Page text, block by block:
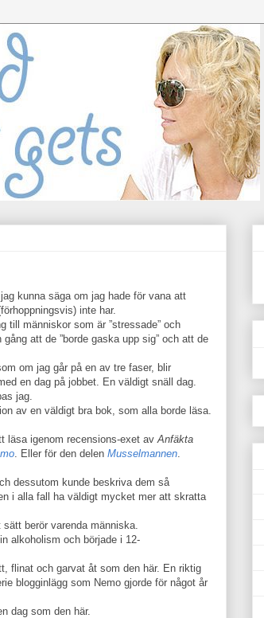
kunna säga om jag hade för vana att
inte har.
till människor som är ”stressade” och
att de ”borde gaska upp sig” och att de
om jag går på en av tre faser, blir
en dag på jobbet. En väldigt snäll dag.
jag.
av en väldigt bra bok, som alla borde läsa.
läsa igenom recensions-exet avAnfäkta
. Eller för den delen Musselmannen.
dessutom kunde beskriva dem så
i alla fall ha väldigt mycket mer att skratta
berör varenda människa.
alkoholism och började i 12-
flinat och garvat åt som den här. En riktig
blogginlägg som Nemo gjorde för något år
dag som den här.